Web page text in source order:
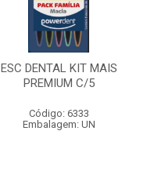
ESC DENTAL KIT MAIS
PREMIUM C/5
Código: 6333
Embalagem: UN